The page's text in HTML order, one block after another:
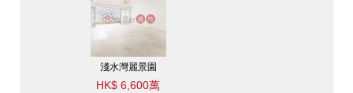
淺水灣麗景園
HK$ 6,600萬